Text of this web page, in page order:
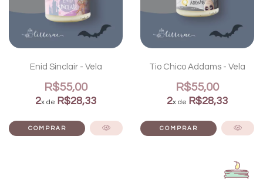
Enid Sinclair - Vela
R$55,00
2x de R$28,33
Tio Chico Addams - Vela
R$55,00
2x de R$28,33